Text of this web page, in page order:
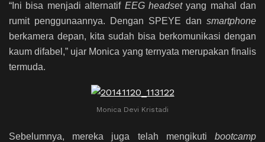
“Ini bisa menjadi alternatif EEG headsetyang mahal dan
rumit penggunaannya. Dengan SPEYE dan smartphone
berkamera depan, kita sudah bisa berkomunikasi dengan
kaum difabel,” ujar Monica yang ternyata merupakan finalis
termuda.
Monica Devi Kristadi
Sebelumnya, mereka juga telah mengikuti bootcamp